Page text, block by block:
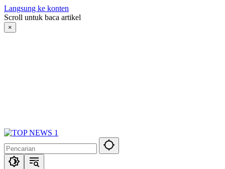
Langsung ke konten
Scroll untuk baca artikel
×